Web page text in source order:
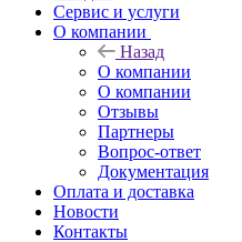
Сервис и услуги
О компании
Назад
О компании
О компании
Отзывы
Партнеры
Вопрос-ответ
Документация
Оплата и доставка
Новости
Контакты